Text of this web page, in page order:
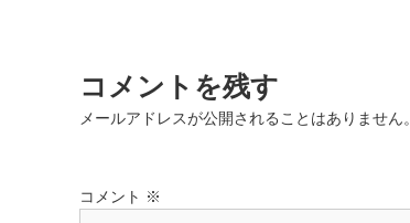
ナ
ビ
コメントを残す
メールアドレスが公開されることはありません。
コメント ※